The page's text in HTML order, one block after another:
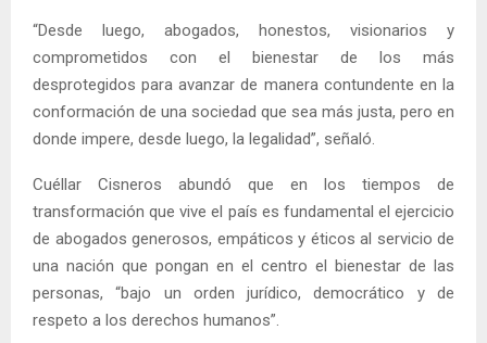
“Desde luego, abogados, honestos, visionarios y
comprometidos con el bienestar de los más
desprotegidos para avanzar de manera contundente en la
conformación de una sociedad que sea más justa, pero en
donde impere, desde luego, la legalidad”, señaló.
Cuéllar Cisneros abundó que en los tiempos de
transformación que vive el país es fundamental el ejercicio
de abogados generosos, empáticos y éticos al servicio de
una nación que pongan en el centro el bienestar de las
personas, “bajo un orden jurídico, democrático y de
respeto a los derechos humanos”.